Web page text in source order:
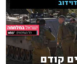
דוידוב
קודם